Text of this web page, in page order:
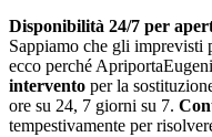
Disponibilità 24/7 per
Sappiamo che gli imprevisti
ecco perché
intervento per la
ore su 24, 7 giorni su 7.
tempestivamente per